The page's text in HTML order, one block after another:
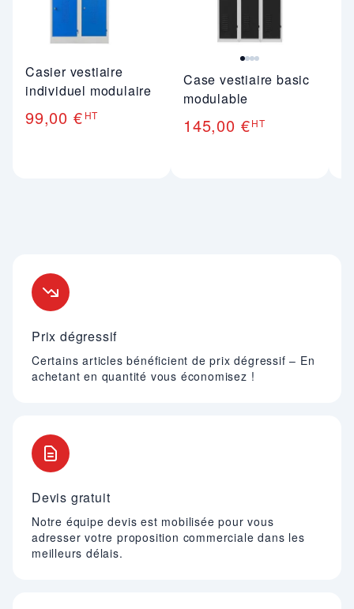
Casier vestiaire
individuel modulaire
99,00 € HT
Case vestiaire basic
modulable
145,00 €HT
Prix dégressif
Certains articles bénéficient de prix dégressif – En
achetant en quantité vous économisez !
Devis gratuit
Notre équipe devis est mobilisée pour vous
adresser votre proposition commerciale dans les
meilleurs délais.